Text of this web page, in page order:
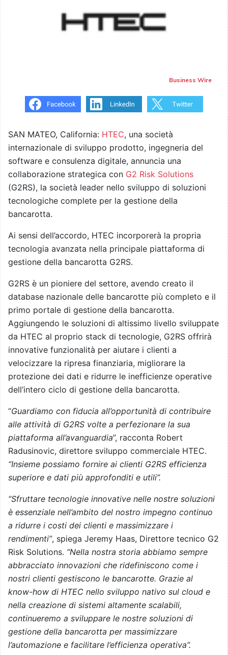
Business Wire
SAN MATEO, California: HTEC, una società
internazionale di sviluppo prodotto, ingegneria del
software e consulenza digitale, annuncia una
collaborazione strategica con G2 Risk Solutions
(G2RS), la società leader nello sviluppo di soluzioni
tecnologiche complete per la gestione della
bancarotta.
Ai sensi dell’accordo, HTEC incorporerà la propria
tecnologia avanzata nella principale piattaforma di
gestione della bancarotta G2RS.
G2RS è un pioniere del settore, avendo creato il
database nazionale delle bancarotte più completo e il
primo portale di gestione della bancarotta.
Aggiungendo le soluzioni di altissimo livello sviluppate
da HTEC al proprio stack di tecnologie, G2RS offrirà
innovative funzionalità per aiutare i clienti a
velocizzare la ripresa finanziaria, migliorare la
protezione dei dati e ridurre le inefficienze operative
dell’intero ciclo di gestione della bancarotta.
“Guardiamo con fiducia all’opportunità di contribuire
alle attività di G2RS volte a perfezionare la sua
piattaforma all’avanguardia”, racconta Robert
Radusinovic, direttore sviluppo commerciale HTEC.
“Insieme possiamo fornire ai clienti G2RS efficienza
superiore e dati più approfonditi e utili”.
“Sfruttare tecnologie innovative nelle nostre soluzioni
è essenziale nell’ambito del nostro impegno continuo
a ridurre i costi dei clienti e massimizzare i
rendimenti”, spiega Jeremy Haas, Direttore tecnico G2
Risk Solutions. “Nella nostra storia abbiamo sempre
abbracciato innovazioni che ridefiniscono come i
nostri clienti gestiscono le bancarotte. Grazie al
know-how di HTEC nello sviluppo nativo sul cloud e
nella creazione di sistemi altamente scalabili,
continueremo a sviluppare le nostre soluzioni di
gestione della bancarotta per massimizzare
l’automazione e facilitare l’efficienza operativa”.